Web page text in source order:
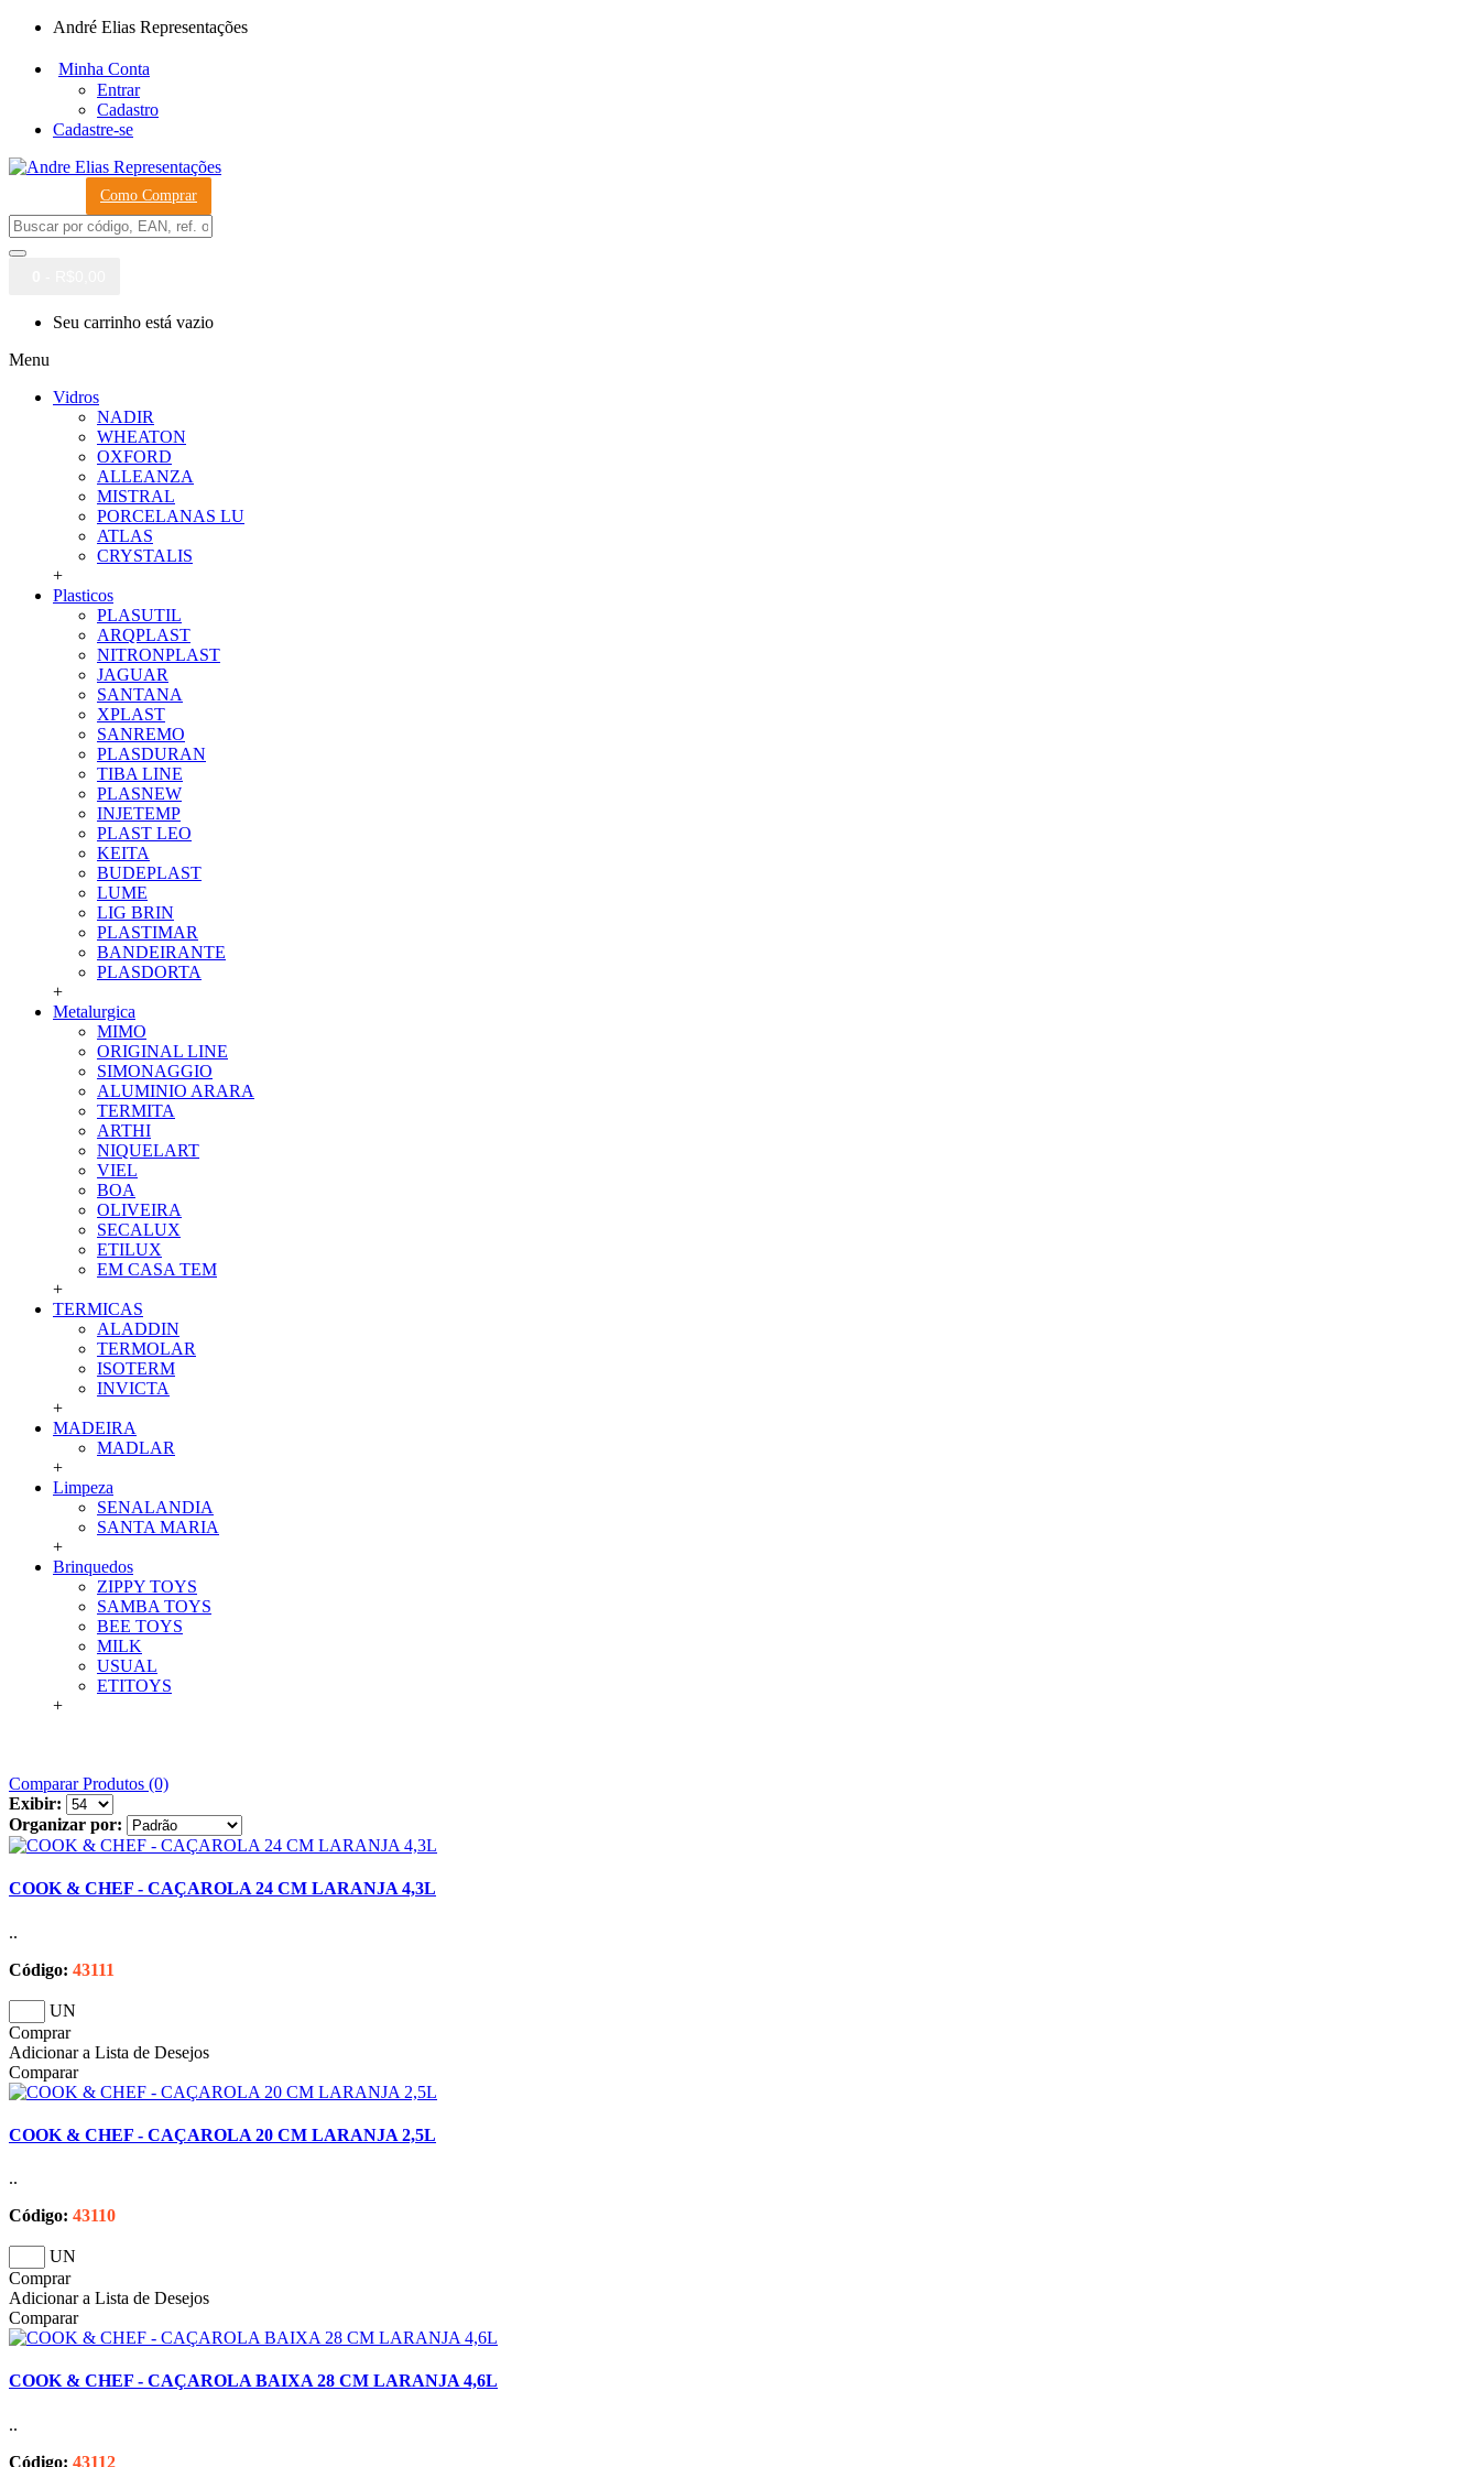
André Elias Representações
Minha Conta
Entrar
Cadastro
Cadastre-se
Como Comprar
Seu carrinho está vazio
Menu
Vidros
NADIR
WHEATON
OXFORD
ALLEANZA
MISTRAL
PORCELANAS LU
ATLAS
CRYSTALIS
+
Plasticos
PLASUTIL
ARQPLAST
NITRONPLAST
JAGUAR
SANTANA
XPLAST
SANREMO
PLASDURAN
TIBA LINE
PLASNEW
INJETEMP
PLAST LEO
KEITA
BUDEPLAST
LUME
LIG BRIN
PLASTIMAR
BANDEIRANTE
PLASDORTA
+
Metalurgica
MIMO
ORIGINAL LINE
SIMONAGGIO
ALUMINIO ARARA
TERMITA
ARTHI
NIQUELART
VIEL
BOA
OLIVEIRA
SECALUX
ETILUX
EM CASA TEM
+
TERMICAS
ALADDIN
TERMOLAR
ISOTERM
INVICTA
+
MADEIRA
MADLAR
+
Limpeza
SENALANDIA
SANTA MARIA
+
Brinquedos
ZIPPY TOYS
SAMBA TOYS
BEE TOYS
MILK
USUAL
ETITOYS
+
Comparar Produtos (0)
Exibir:
Organizar por:
COOK & CHEF - CAÇAROLA 24 CM LARANJA 4,3L
..
Código: 43111
UN
Comprar
Adicionar a Lista de Desejos
Comparar
COOK & CHEF - CAÇAROLA 20 CM LARANJA 2,5L
..
Código: 43110
UN
Comprar
Adicionar a Lista de Desejos
Comparar
COOK & CHEF - CAÇAROLA BAIXA 28 CM LARANJA 4,6L
..
Código: 43112